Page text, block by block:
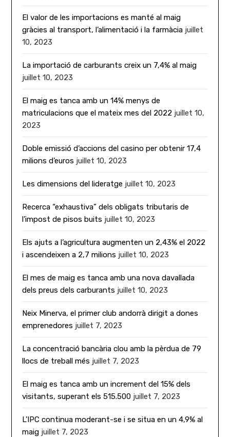
El valor de les importacions es manté al maig
gràcies al transport, l’alimentació i la farmàcia juillet
10, 2023
La importació de carburants creix un 7,4% al maig
juillet 10, 2023
El maig es tanca amb un 14% menys de
matriculacions que el mateix mes del 2022 juillet 10,
2023
Doble emissió d’accions del casino per obtenir 17,4
milions d’euros juillet 10, 2023
Les dimensions del lideratge juillet 10, 2023
Recerca “exhaustiva” dels obligats tributaris de
l’impost de pisos buits juillet 10, 2023
Els ajuts a l’agricultura augmenten un 2,43% el 2022
i ascendeixen a 2,7 milions juillet 10, 2023
El mes de maig es tanca amb una nova davallada
dels preus dels carburants juillet 10, 2023
Neix Minerva, el primer club andorrà dirigit a dones
emprenedores juillet 7, 2023
La concentració bancària clou amb la pèrdua de 79
llocs de treball més juillet 7, 2023
El maig es tanca amb un increment del 15% dels
visitants, superant els 515.500 juillet 7, 2023
L’IPC continua moderant-se i se situa en un 4,9% al
maig juillet 7, 2023